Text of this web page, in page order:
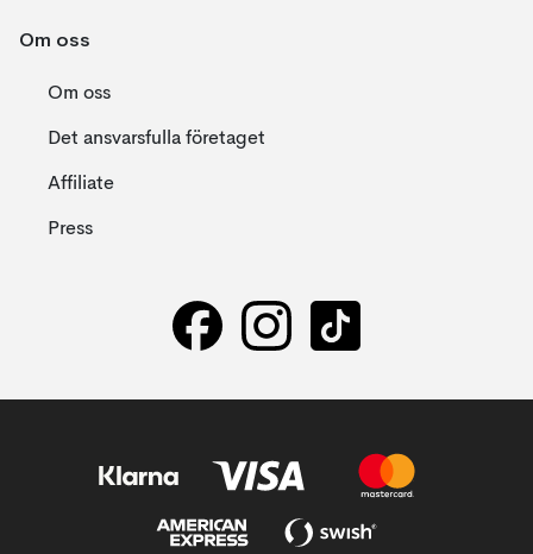
Om oss
Om oss
Det ansvarsfulla företaget
Affiliate
Press